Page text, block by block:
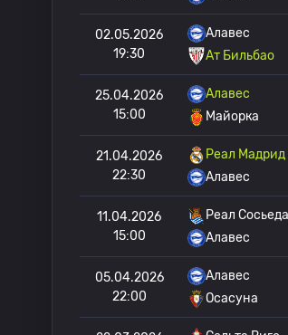
02.05.2026
19:30
Алавес
Ат Бильбао
25.04.2026
15:00
Алавес
Майорка
21.04.2026
22:30
Реал Мадрид
Алавес
11.04.2026
15:00
Реал
Алавес
05.04.2026
22:00
Алавес
Осасуна